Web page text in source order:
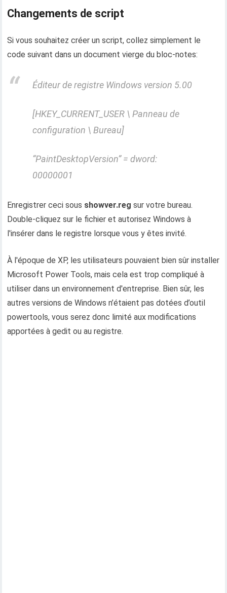
Changements de script
Si vous souhaitez créer un script, collez simplement le
code suivant dans un document vierge du bloc-notes:
Éditeur de registre Windows version 5.00
[HKEY_CURRENT_USER \ Panneau de
configuration \ Bureau]
“PaintDesktopVersion” = dword:
00000001
Enregistrer ceci sous showver.reg sur votre bureau.
Double-cliquez sur le fichier et autorisez Windows à
l'insérer dans le registre lorsque vous y êtes invité.
À l'époque de XP, les utilisateurs pouvaient bien sûr installer
Microsoft Power Tools, mais cela est trop compliqué à
utiliser dans un environnement d'entreprise. Bien sûr, les
autres versions de Windows n’étaient pas dotées d’outil
powertools, vous serez donc limité aux modifications
apportées à gedit ou au registre.